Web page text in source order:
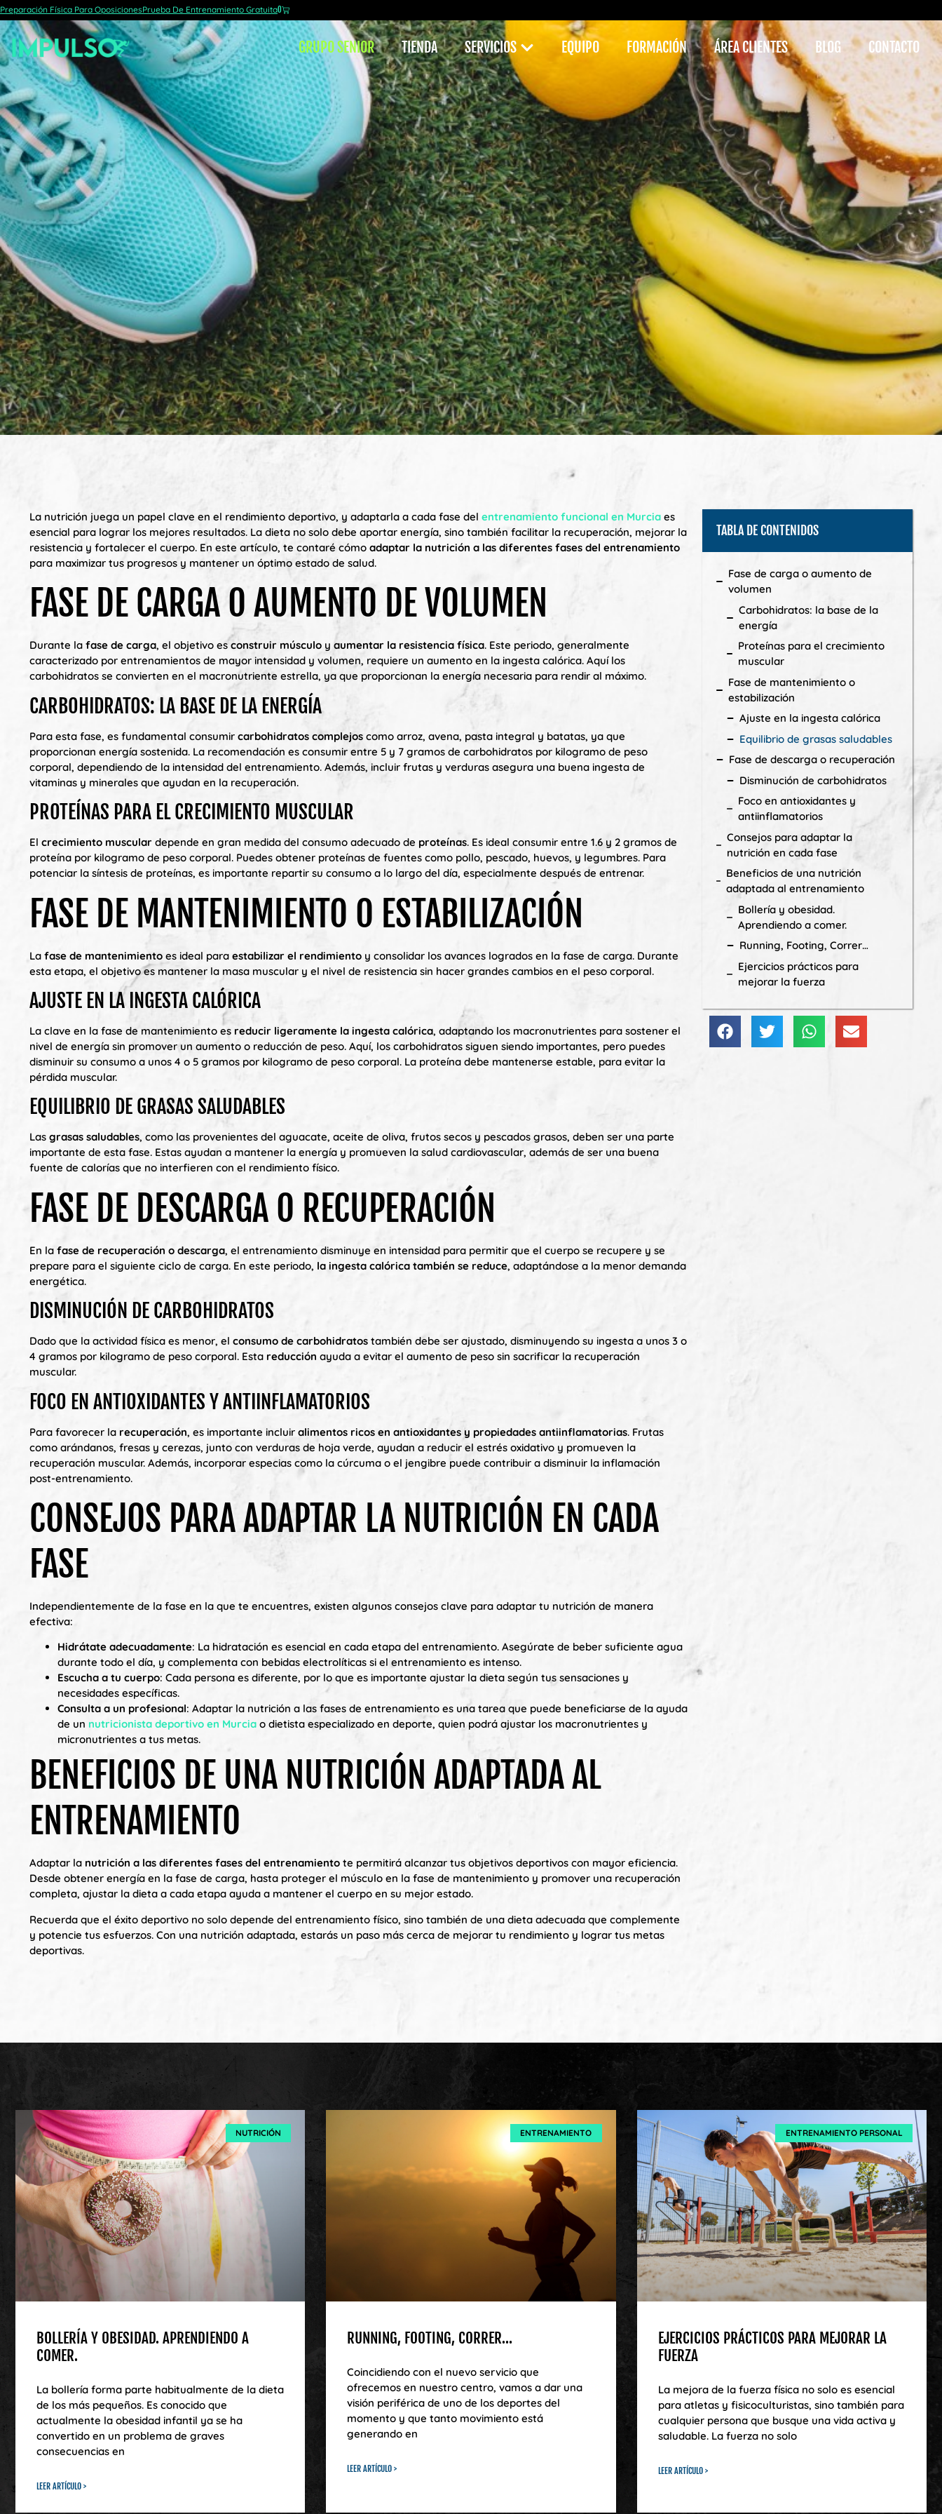
Preparación Física Para OposicionesPrueba De Entrenamiento Gratuita0
GRUPO SENIOR TIENDA SERVICIOS EQUIPO FORMACIÓN ÁREA CLIENTES BLOG CONTACTO
La nutrición juega un papel clave en el rendimiento deportivo, y adaptarla a cada fase del entrenamiento funcional en Murcia es
esencial para lograr los mejores resultados. La dieta no solo debe aportar energía, sino también facilitar la recuperación, mejorar la
resistencia y fortalecer el cuerpo. En este artículo, te contaré cómo adaptar la nutrición a las diferentes fases del entrenamiento
para maximizar tus progresos y mantener un óptimo estado de salud.
FASE DE CARGA O AUMENTO DE VOLUMEN
Durante la fase de carga, el objetivo esconstruir músculo y aumentar la resistencia física. Este periodo, generalmente
caracterizado por entrenamientos de mayor intensidad y volumen, requiere un aumento en la ingesta calórica. Aquí los
carbohidratos se convierten en el macronutriente estrella, ya que proporcionan la energía necesaria para rendir al máximo.
CARBOHIDRATOS: LA BASE DE LA ENERGÍA
Para esta fase, es fundamental consumir carbohidratos complejos como arroz, avena, pasta integral y batatas, ya que
proporcionan energía sostenida. La recomendación es consumir entre 5 y 7 gramos de carbohidratos por kilogramo de peso
corporal, dependiendo de la intensidad del entrenamiento. Además, incluir frutas y verduras asegura una buena ingesta de
vitaminas y minerales que ayudan en la recuperación.
PROTEÍNAS PARA EL CRECIMIENTO MUSCULAR
El crecimiento muscular depende en gran medida del consumo adecuado de proteínas. Es ideal consumir entre 1.6 y 2 gramos de
proteína por kilogramo de peso corporal. Puedes obtener proteínas de fuentes como pollo, pescado, huevos, y legumbres. Para
potenciar la síntesis de proteínas, es importante repartir su consumo a lo largo del día, especialmente después de entrenar.
FASE DE MANTENIMIENTO O ESTABILIZACIÓN
La fase de mantenimiento es ideal para estabilizar el rendimiento y consolidar los avances logrados en la fase de carga. Durante
esta etapa, el objetivo es mantener la masa muscular y el nivel de resistencia sin hacer grandes cambios en el peso corporal.
AJUSTE EN LA INGESTA CALÓRICA
La clave en la fase de mantenimiento es reducir ligeramente la ingesta calórica, adaptando los macronutrientes para sostener el
nivel de energía sin promover un aumento o reducción de peso. Aquí, los carbohidratos siguen siendo importantes, pero puedes
disminuir su consumo a unos 4 o 5 gramos por kilogramo de peso corporal. La proteína debe mantenerse estable, para evitar la
pérdida muscular.
EQUILIBRIO DE GRASAS SALUDABLES
Las grasas saludables, como las provenientes del aguacate, aceite de oliva, frutos secos y pescados grasos, deben ser una parte
importante de esta fase. Estas ayudan a mantener la energía y promueven la salud cardiovascular, además de ser una buena
fuente de calorías que no interfieren con el rendimiento físico.
FASE DE DESCARGA O RECUPERACIÓN
En la fase de recuperación o descarga, el entrenamiento disminuye en intensidad para permitir que el cuerpo se recupere y se
prepare para el siguiente ciclo de carga. En este periodo, la ingesta calórica también se reduce, adaptándose a la menor demanda
energética.
DISMINUCIÓN DE CARBOHIDRATOS
Dado que la actividad física es menor, el consumo de carbohidratos también debe ser ajustado, disminuyendo su ingesta a unos 3 o
4 gramos por kilogramo de peso corporal. Esta reducción ayuda a evitar el aumento de peso sin sacrificar la recuperación
muscular.
FOCO EN ANTIOXIDANTES Y ANTIINFLAMATORIOS
Para favorecer la recuperación, es importante incluir alimentos ricos en antioxidantes y propiedades antiinflamatorias. Frutas
como arándanos, fresas y cerezas, junto con verduras de hoja verde, ayudan a reducir el estrés oxidativo y promueven la
recuperación muscular. Además, incorporar especias como la cúrcuma o el jengibre puede contribuir a disminuir la inflamación
post-entrenamiento.
CONSEJOS PARA ADAPTAR LA NUTRICIÓN EN CADA
FASE
Independientemente de la fase en la que te encuentres, existen algunos consejos clave para adaptar tu nutrición de manera
efectiva:
Hidrátate adecuadamente: La hidratación es esencial en cada etapa del entrenamiento. Asegúrate de beber suficiente agua
durante todo el día, y complementa con bebidas electrolíticas si el entrenamiento es intenso.
Escucha a tu cuerpo: Cada persona es diferente, por lo que es importante ajustar la dieta según tus sensaciones y
necesidades específicas.
Consulta a un profesional: Adaptar la nutrición a las fases de entrenamiento es una tarea que puede beneficiarse de la ayuda
de un nutricionista deportivo en Murcia o dietista especializado en deporte, quien podrá ajustar los macronutrientes y
micronutrientes a tus metas.
BENEFICIOS DE UNA NUTRICIÓN ADAPTADA AL
ENTRENAMIENTO
Adaptar la nutrición a las diferentes fases del entrenamiento te permitirá alcanzar tus objetivos deportivos con mayor eficiencia.
Desde obtener energía en la fase de carga, hasta proteger el músculo en la fase de mantenimiento y promover una recuperación
completa, ajustar la dieta a cada etapa ayuda a mantener el cuerpo en su mejor estado.
Recuerda que el éxito deportivo no solo depende del entrenamiento físico, sino también de una dieta adecuada que complemente
y potencie tus esfuerzos. Con una nutrición adaptada, estarás un paso más cerca de mejorar tu rendimiento y lograr tus metas
deportivas.
TABLA DE CONTENIDOS
Fase de carga o aumento de
volumen
Carbohidratos: la base de la
energía
Proteínas para el crecimiento
muscular
Fase de mantenimiento o
estabilización
Ajuste en la ingesta calórica
Equilibrio de grasas saludables
Fase de descarga o recuperación
Disminución de carbohidratos
Foco en antioxidantes y
antiinflamatorios
Consejos para adaptar la
nutrición en cada fase
Beneficios de una nutrición
adaptada al entrenamiento
Bollería y obesidad.
Aprendiendo a comer.
Running, Footing, Correr…
Ejercicios prácticos para
mejorar la fuerza
NUTRICIÓN
BOLLERÍA Y OBESIDAD. APRENDIENDO A
COMER.
La bollería forma parte habitualmente de la dieta
de los más pequeños. Es conocido que
actualmente la obesidad infantil ya se ha
convertido en un problema de graves
consecuencias en
LEER ARTÍCULO >
ENTRENAMIENTO
RUNNING, FOOTING, CORRER…
Coincidiendo con el nuevo servicio que
ofrecemos en nuestro centro, vamos a dar una
visión periférica de uno de los deportes del
momento y que tanto movimiento está
generando en
LEER ARTÍCULO >
ENTRENAMIENTO PERSONAL
EJERCICIOS PRÁCTICOS PARA MEJORAR LA
FUERZA
La mejora de la fuerza física no solo es esencial
para atletas y fisicoculturistas, sino también para
cualquier persona que busque una vida activa y
saludable. La fuerza no solo
LEER ARTÍCULO >